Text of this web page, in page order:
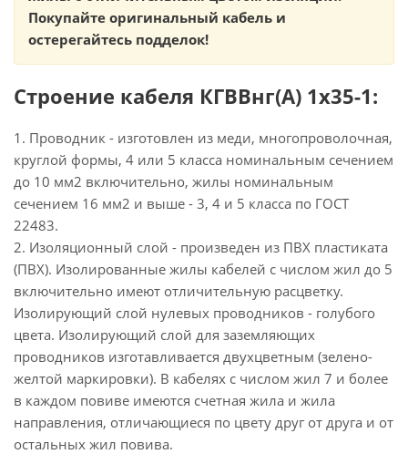
Покупайте оригинальный кабель и
остерегайтесь подделок!
Строение кабеля КГВВнг(А) 1х35-1:
1. Проводник - изготовлен из меди, многопроволочная,
круглой формы, 4 или 5 класса номинальным сечением
до 10 мм2 включительно, жилы номинальным
сечением 16 мм2 и выше - 3, 4 и 5 класса по ГОСТ
22483.
2. Изоляционный слой - произведен из ПВХ пластиката
(ПВХ). Изолированные жилы кабелей с числом жил до 5
включительно имеют отличительную расцветку.
Изолирующий слой нулевых проводников - голубого
цвета. Изолирующий слой для заземляющих
проводников изготавливается двухцветным (зелено-
желтой маркировки). В кабелях с числом жил 7 и более
в каждом повиве имеются счетная жила и жила
направления, отличающиеся по цвету друг от друга и от
остальных жил повива.